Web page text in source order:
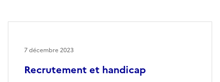
Recrutement et handicap
7 décembre 2023